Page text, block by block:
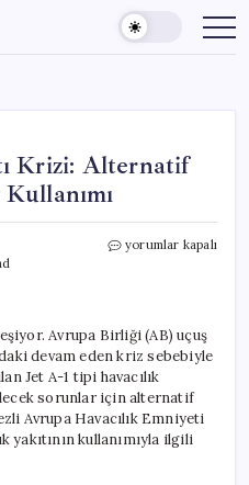
Krizi: Alternatif
Avrupa’da
Çözüm
Jet
A
Yakıtı
Kullanımı
yorumlar kapalı
Avrupa Birliği (AB) uçuş
devam eden kriz sebebiyle
Jet A-1 tipi havacılık
sorunlar için alternatif
Avrupa Havacılık Emniyeti
yakıtının kullanımıyla ilgili